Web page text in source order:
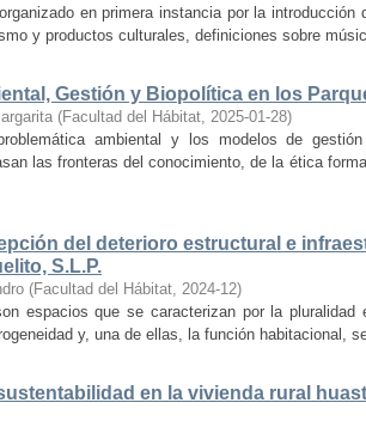
en primera instancia por la
y productos culturales, definiciones sobre
Gestión y Biopolítica en los
(Facultad del Hábitat, 2025-01-28)
ambiental y los modelos de
las fronteras del conocimiento, de la ética
del deterioro estructural e
S.L.P.
(Facultad del Hábitat, 2024-12)
espacios que se caracterizan por la
y, una de ellas, la función habitacional,
en la vivienda rural